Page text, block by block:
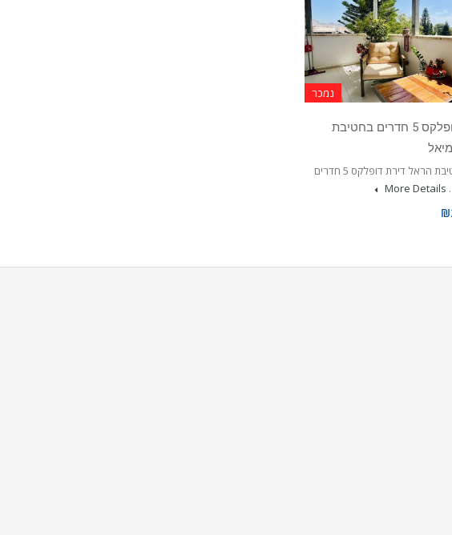
נמכר
למכירה דופלקס 5 חדרים בחטיבת
למכירה בחטיבת הראל דירת דופלקס 5 חדרים
More Details